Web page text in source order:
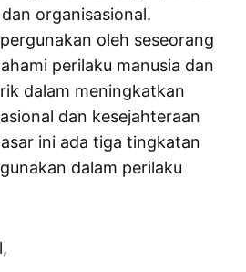
organisasional.
oleh seseorang
perilaku manusia dan
dalam meningkatkan
dan kesejahteraan
ini ada tiga tingkatan
dalam perilaku